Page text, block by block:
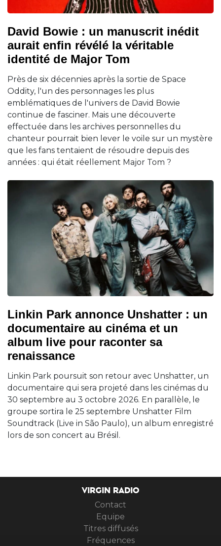
David Bowie : un manuscrit inédit
aurait enfin révélé la véritable
identité de Major Tom
Près de six décennies après la sortie de Space
Oddity, l'un des personnages les plus
emblématiques de l'univers de David Bowie
continue de fasciner. Mais une découverte
effectuée dans les archives personnelles du
chanteur pourrait bien lever le voile sur un mystère
que les fans tentaient de résoudre depuis des
années : qui était réellement Major Tom ?
Linkin Park annonce Unshatter : un
documentaire au cinéma et un
album live pour raconter sa
renaissance
Linkin Park poursuit son retour avec Unshatter, un
documentaire qui sera projeté dans les cinémas du
30 septembre au 3 octobre 2026. En parallèle, le
groupe sortira le 25 septembre Unshatter Film
Soundtrack (Live in São Paulo), un album enregistré
lors de son concert au Brésil.
VIRGIN RADIO
Contact
Equipe
Titres diffusés
Fréquences